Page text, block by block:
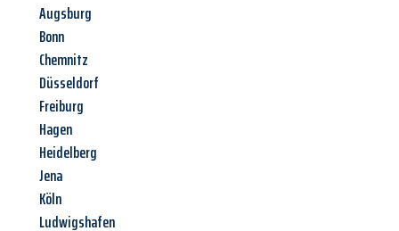
Augsburg
Bonn
Chemnitz
Düsseldorf
Freiburg
Hagen
Heidelberg
Jena
Köln
Ludwigshafen